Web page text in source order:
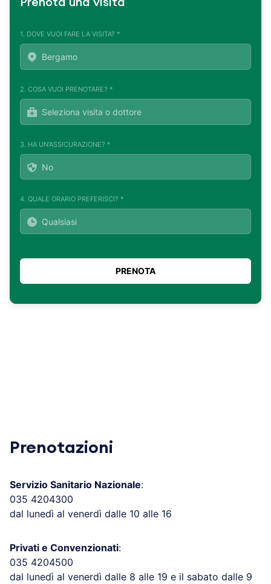
1. DOVE VUOI FARE LA VISITA? *
2. COSA VUOI PRENOTARE? *
3. HA UN'ASSICURAZIONE? *
4. QUALE ORARIO PREFERISCI? *
Prenotazioni
Servizio Sanitario Nazionale:
035 4204300
dal lunedì al venerdì dalle 10 alle 16
Privati e Convenzionati:
035 4204500
dal lunedì al venerdì dalle 8 alle 19 e il sabato dalle 9